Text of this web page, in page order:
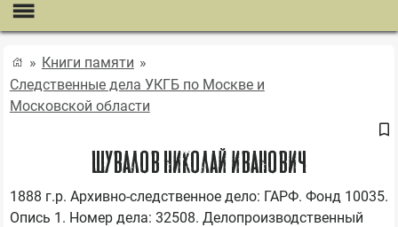
Книги памяти
Следственные дела УКГБ по Москве и
Московской области
Шувалов Николай Иванович
1888 г.р. Архивно-следственное дело: ГАРФ. Фонд 10035.
Опись 1. Номер дела: 32508. Делопроизводственный